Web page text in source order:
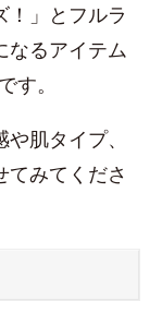
！」とフルラ
なるアイテム
す。
肌タイプ、
みてくださ